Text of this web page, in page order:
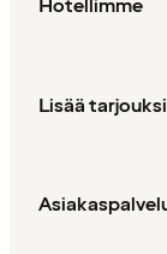
Hotellimme
Lisää